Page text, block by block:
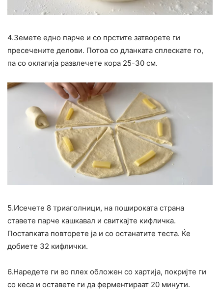
4.Земете едно парче и со прстите затворете ги
пресечените делови. Потоа со дланката сплескате го,
па со оклагија развлечете кора 25-30 см.
5.Исечете 8 триаголници, на пошироката страна
ставете парче кашкавал и свиткајте кифличка.
Постапката повторете ја и со останатите теста. Ќе
добиете 32 кифлички.
6.Наредете ги во плех обложен со хартија, покријте ги
со кеса и оставете ги да ферментираат 20 минути.